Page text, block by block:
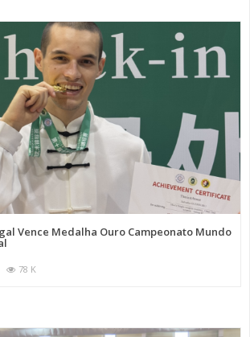
Vence Medalha Ouro Campeonato Mundo
78 K